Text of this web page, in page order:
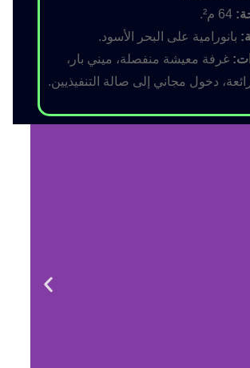
بانورامية على البحر الأسود.
غرفة معيشة منفصلة، ميني بار،
دخول مجاني إلى صالة التنفيذيين.